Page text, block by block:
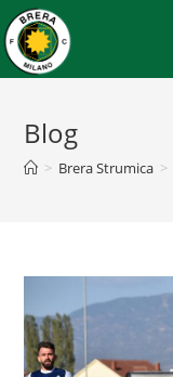
Blog
> Brera Strumica >